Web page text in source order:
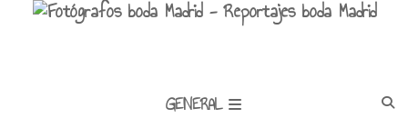
GENERAL